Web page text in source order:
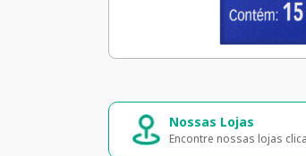
Nossas Lojas
Encontre nossas lojas